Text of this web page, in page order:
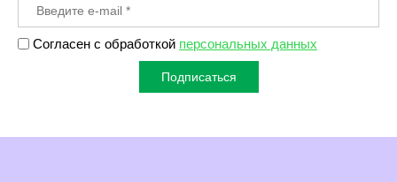
Согласен с обработкой персональных данных
Подписаться